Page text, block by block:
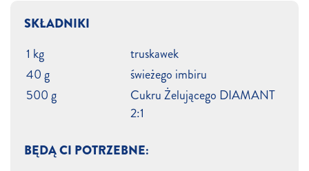
SKŁADNIKI
1 kg
truskawek
40 g
świeżego imbiru
500 g
Cukru Żelującego DIAMANT
2:1
BĘDĄ CI POTRZEBNE: